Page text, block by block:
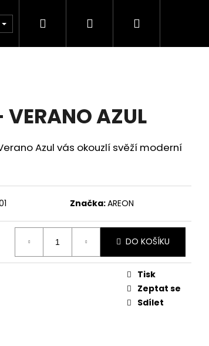
Zdraví Výprodej skladových
Hledat PřihlášeníNákupní
AZUL
Azul vás okouzlí svěží moderní
Značka:AREON
DO KOŠÍKU
Tisk
Zeptat se
Sdílet